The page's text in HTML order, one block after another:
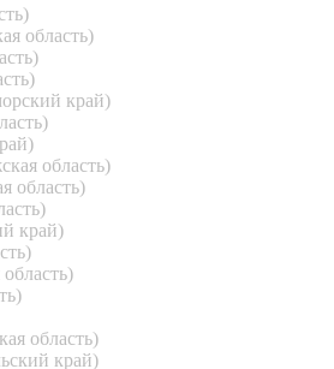
область)
край)
область)
область)
край)
область)
край)